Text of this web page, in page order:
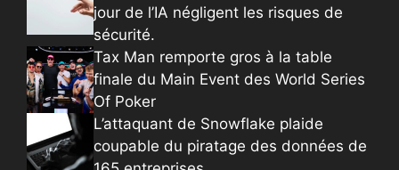
jour de l’IA négligent les risques de
sécurité.
Tax Man remporte gros à la table
finale du Main Event des World Series
Of Poker
L’attaquant de Snowflake plaide
coupable du piratage des données de